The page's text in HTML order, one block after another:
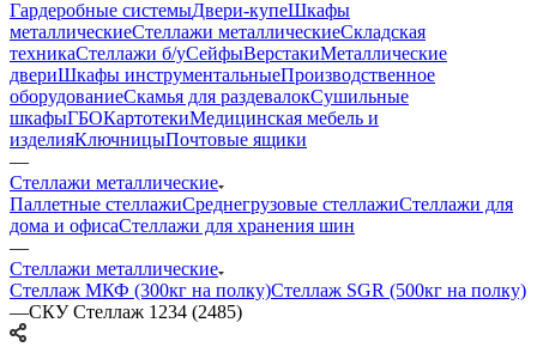
Гардеробные системыДвери-купеШкафы
металлическиеСтеллажи металлическиеСкладская
техникаСтеллажи б/уСейфыВерстакиМеталлические
двериШкафы инструментальныеПроизводственное
оборудованиеСкамья для раздевалокСушильные
шкафыГБОКартотекиМедицинская мебель и
изделияКлючницыПочтовые ящики
—
Стеллажи металлические
Паллетные стеллажиСреднегрузовые стеллажиСтеллажи для
дома и офисаСтеллажи для хранения шин
—
Стеллажи металлические
Стеллаж МКФ (300кг на полку)Стеллаж SGR (500кг на полку)
—СКУ Стеллаж 1234 (2485)